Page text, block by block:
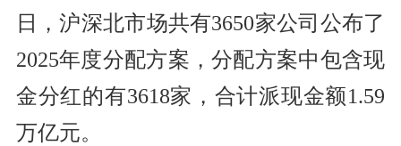
日，沪深北市场共有3650家公司公布了
2025年度分配方案，分配方案中包含现
金分红的有3618家，合计派现金额1.59
万亿元。